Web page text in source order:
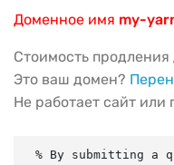
Доменное имя my-
Стоимость
Это ваш домен?
Не работает сайт или
% By submitting a